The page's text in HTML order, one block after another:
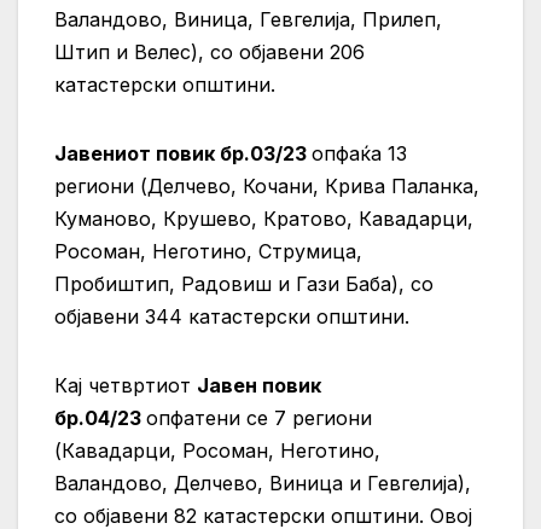
Валандово, Виница, Гевгелија, Прилеп,
Штип и Велес), со објавени 206
катастерски општини.
Јавениот повик бр.03/23 опфаќа 13
региони (Делчево, Кочани, Крива Паланка,
Куманово, Крушево, Кратово, Кавадарци,
Росоман, Неготино, Струмица,
Пробиштип, Радовиш и Гази Баба), со
објавени 344 катастерски општини.
Кај четвртиот Јавен повик
бр.04/23 опфатени се 7 региони
(Кавадарци, Росоман, Неготино,
Валандово, Делчево, Виница и Гевгелија),
со објавени 82 катастерски општини. Овој